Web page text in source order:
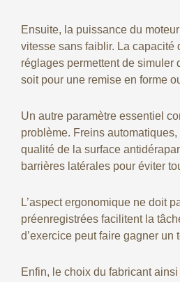
Ensuite, la puissance du
vitesse sans faiblir. La capacité
réglages permettent de simuler
soit pour une remise en forme
Un autre paramètre essentiel
problème. Freins
qualité de la surface
barrières latérales pour éviter
L’aspect ergonomique ne doit
préenregistrées facilitent la
d’exercice peut faire gagner
Enfin, le choix du fabricant